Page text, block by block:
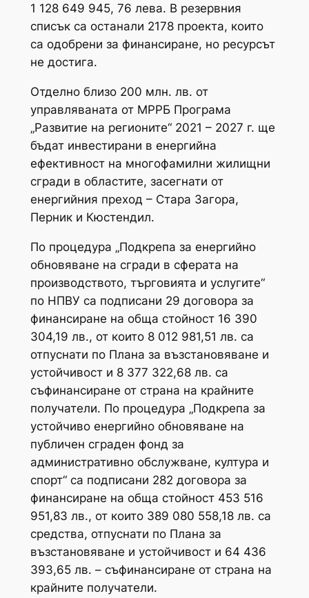
1 128 649 945, 76 лева. В резервния
списък са останали 2178 проекта, които
са одобрени за финансиране, но ресурсът
не достига.
Отделно близо 200 млн. лв. от
управляваната от МРРБ Програма
„Развитие на регионите“ 2021 – 2027 г. ще
бъдат инвестирани в енергийна
ефективност на многофамилни жилищни
сгради в областите, засегнати от
енергийния преход – Стара Загора,
Перник и Кюстендил.
По процедура „Подкрепа за енергийно
обновяване на сгради в сферата на
производството, търговията и услугите“
по НПВУ са подписани 29 договора за
финансиране на обща стойност 16 390
304,19 лв., от които 8 012 981,51 лв. са
отпуснати по Плана за възстановяване и
устойчивост и 8 377 322,68 лв. са
съфинансиране от страна на крайните
получатели. По процедура „Подкрепа за
устойчиво енергийно обновяване на
публичен сграден фонд за
административно обслужване, култура и
спорт“ са подписани 282 договора за
финансиране на обща стойност 453 516
951,83 лв., от които 389 080 558,18 лв. са
средства, отпуснати по Плана за
възстановяване и устойчивост и 64 436
393,65 лв. – съфинансиране от страна на
крайните получатели.